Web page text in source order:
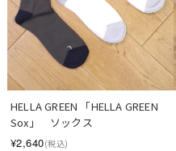
HELLA GREEN 「HELLA GREEN
Sox」　ソックス
¥2,640(税込)